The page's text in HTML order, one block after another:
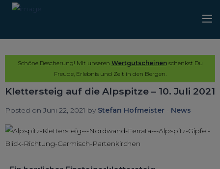
Schöne Bescherung! Mit unseren Wertgutscheinenschenkst Du
Freude, Erlebnis und Zeit in den Bergen.
Klettersteig auf die Alpspitze – 10. Juli 2021
Posted on Juni 22, 2021 by Stefan Hofmeister - News